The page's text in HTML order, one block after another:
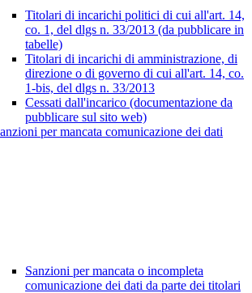
Titolari di incarichi politici di cui all'art. 14,
co. 1, del dlgs n. 33/2013 (da pubblicare in
tabelle)
Titolari di incarichi di amministrazione, di
direzione o di governo di cui all'art. 14, co.
1-bis, del dlgs n. 33/2013
Cessati dall'incarico (documentazione da
pubblicare sul sito web)
per mancata comunicazione dei dati
Sanzioni per mancata o incompleta
comunicazione dei dati da parte dei titolari